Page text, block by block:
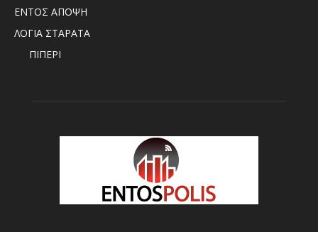
ΕΝΤΟΣ ΑΠΟΨΗ
ΛΟΓΙΑ ΣΤΑΡΑΤΑ
ΠΙΠΕΡΙ